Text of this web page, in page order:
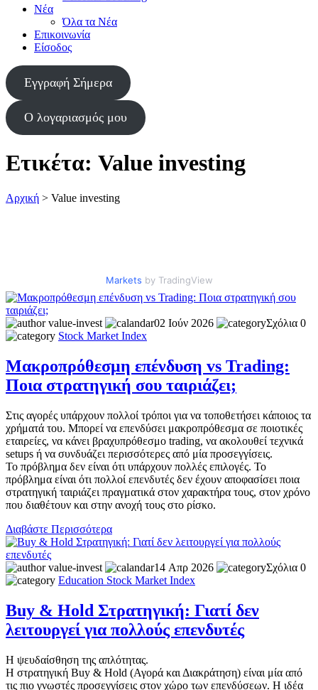
Νέα
Όλα τα Νέα
Επικοινωνία
Είσοδος
Εγγραφή Σήμερα
Ο λογαριασμός μου
Ετικέτα: Value investing
Αρχική > Value investing
Markets by TradingView
value-invest 02 Ιούν 2026
Σχόλια 0
Stock Market Index
Μακροπρόθεσμη επένδυση vs Trading:
Ποια στρατηγική σου ταιριάζει;
Στις αγορές υπάρχουν πολλοί τρόποι για να τοποθετήσει κάποιος τα
χρήματά του. Μπορεί να επενδύσει μακροπρόθεσμα σε ποιοτικές
εταιρείες, να κάνει βραχυπρόθεσμο trading, να ακολουθεί τεχνικά
setups ή να συνδυάζει περισσότερες από μία προσεγγίσεις.
Το πρόβλημα δεν είναι ότι υπάρχουν πολλές επιλογές. Το
πρόβλημα είναι ότι πολλοί επενδυτές δεν έχουν αποφασίσει ποια
στρατηγική ταιριάζει πραγματικά στον χαρακτήρα τους, στον χρόνο
που διαθέτουν και στην ανοχή τους στο ρίσκο.
Διαβάστε Περισσότερα
value-invest 14 Απρ 2026
Σχόλια 0
Education Stock Market Index
Buy & Hold Στρατηγική: Γιατί δεν
λειτουργεί για πολλούς επενδυτές
Η ψευδαίσθηση της απλότητας.
Η στρατηγική Buy & Hold (Αγορά και Διακράτηση) είναι μία από
τις πιο γνωστές προσεγγίσεις στον χώρο των επενδύσεων. Η ιδέα